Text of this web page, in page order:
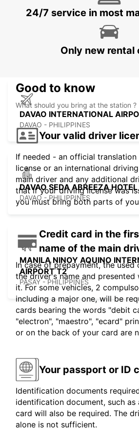
DAVAO AIRPORT VIEW
DAVAO - PHILIPPINES
DAVAO INTERNATIONAL
DAVAO - PHILIPPINES
DAVAO SEDA ABREEZA HOTEL
DAVAO - PHILIPPINES
MANILA NINOY AQUINO
AIRPORT T2
PASAY - PHILIPPINES
24/7 service in most
Only new rental
Good to know
What should you bring at the station ?
Your valid driver
If needed - an official
license or an international
main driver and any additional
that if your driving license was
you must bring both parts of
Credit card in the
name of the main
In case of prepayment, the used
the driver's name and presented
it. For some vehicles, 2
including a major one, will be
cards bearing the words "debit
"electron", "maestro", "ecard"
or on the back of your card are
Your passport or ID
Identification documents
identification document, such as
card will also be required. The
alone is not sufficient.